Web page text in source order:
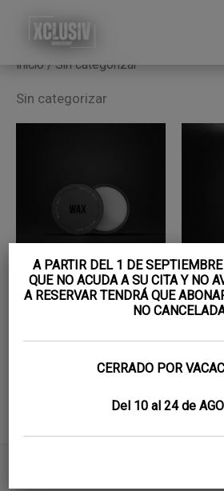
principal
página
Inicio / Sin categorizar
Sin categorizar
CERA ACABADO MATTE
17,00€
LACA
sin gas
A PARTIR DEL 1 DE
QUE NO ACUDA A SU CITA Y NO
A RESERVAR TENDRÁ QUE
NO
CERRADO POR
Del 10 al 24 de